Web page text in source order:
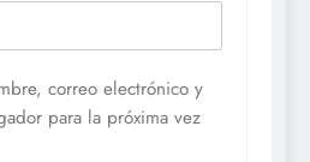
correo electrónico y
para la próxima vez